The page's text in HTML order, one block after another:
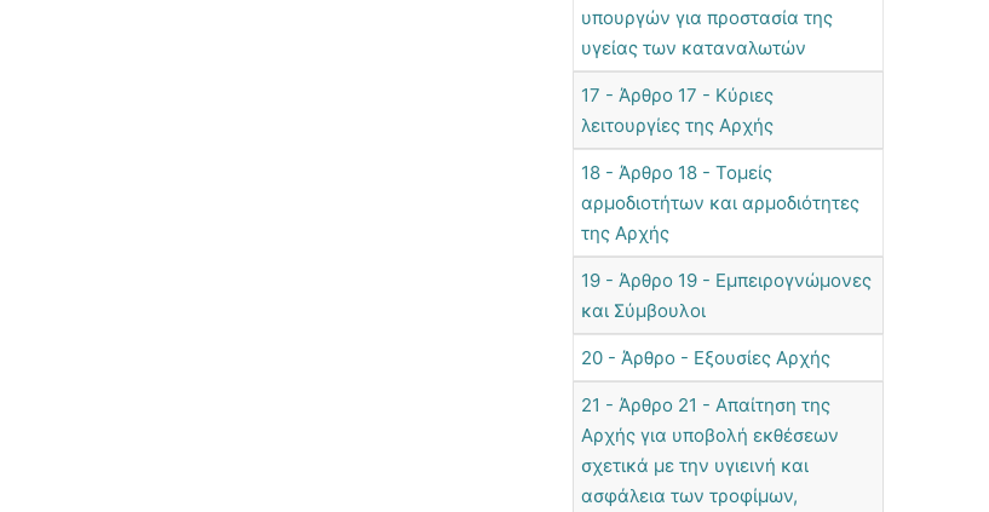
υπουργών για προστασία της
υγείας των καταναλωτών
17 - Άρθρο 17 - Κύριες
λειτουργίες της Αρχής
18 - Άρθρο 18 - Τομείς
αρμοδιοτήτων και αρμοδιότητες
της Αρχής
19 - Άρθρο 19 - Εμπειρογνώμονες
και Σύμβουλοι
20 - Άρθρο - Εξουσίες Αρχής
21 - Άρθρο 21 - Απαίτηση της
Αρχής για υποβολή εκθέσεων
σχετικά με την υγιεινή και
ασφάλεια των τροφίμων,